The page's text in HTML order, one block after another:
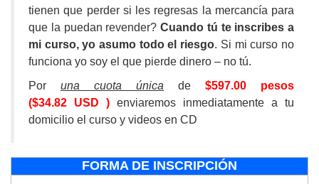
tienen que perder si les regresas la mercancía para
que la puedan revender? Cuando tú te inscribes a
mi curso, yo asumo todo el riesgo. Si mi curso no
funciona yo soy el que pierde dinero – no tú.
Por una cuota única de
$597.00 pesos
($34.82 USD ) enviaremos inmediatamente a tu
domicilio el curso y videos en CD
FORMA DE INSCRIPCIÓN